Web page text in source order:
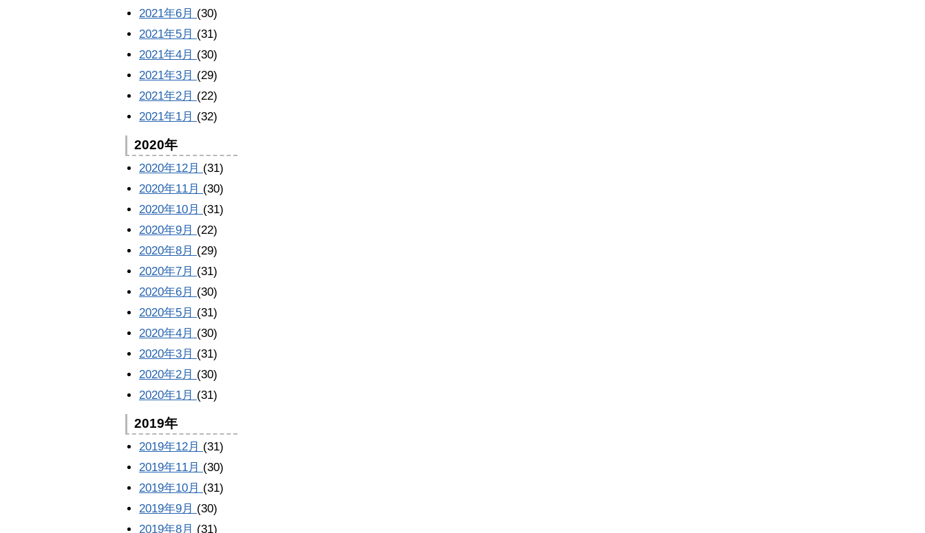
2021年6月 (30)
2021年5月 (31)
2021年4月 (30)
2021年3月 (29)
2021年2月 (22)
2021年1月 (32)
2020年
2020年12月 (31)
2020年11月 (30)
2020年10月 (31)
2020年9月 (22)
2020年8月 (29)
2020年7月 (31)
2020年6月 (30)
2020年5月 (31)
2020年4月 (30)
2020年3月 (31)
2020年2月 (30)
2020年1月 (31)
2019年
2019年12月 (31)
2019年11月 (30)
2019年10月 (31)
2019年9月 (30)
2019年8月 (31)